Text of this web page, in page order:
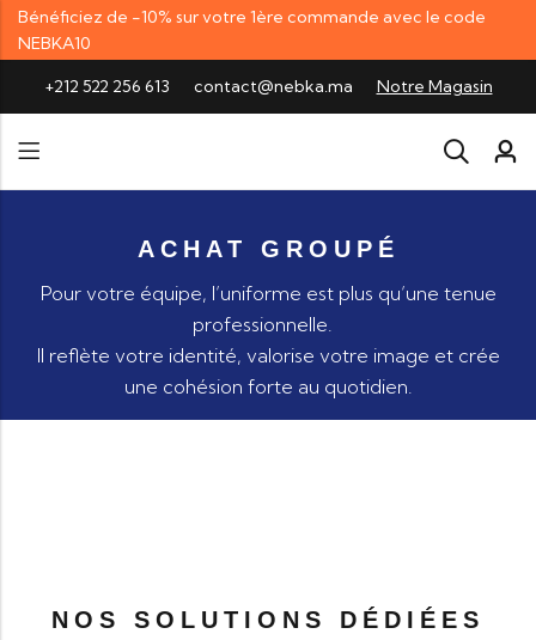
Bénéficiez de -10% sur votre 1ère commande avec le code
NEBKA10
+212 522 256 613
contact@nebka.ma Notre Magasin
ACHAT GROUPÉ
Pour votre équipe, l’uniforme est plus qu’une tenue
professionnelle.
Il reflète votre identité, valorise votre image et crée
une cohésion forte au quotidien.
NOS SOLUTIONS DÉDIÉES